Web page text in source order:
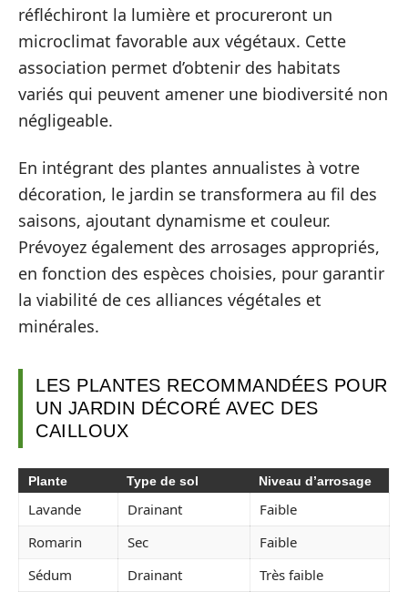
réfléchiront la lumière et procureront un
microclimat favorable aux végétaux. Cette
association permet d’obtenir des habitats
variés qui peuvent amener une biodiversité non
négligeable.
En intégrant des plantes annualistes à votre
décoration, le jardin se transformera au fil des
saisons, ajoutant dynamisme et couleur.
Prévoyez également des arrosages appropriés,
en fonction des espèces choisies, pour garantir
la viabilité de ces alliances végétales et
minérales.
LES PLANTES RECOMMANDÉES POUR
UN JARDIN DÉCORÉ AVEC DES
CAILLOUX
Plante Type de sol Niveau d’arrosage
Lavande Drainant
Faible
Romarin
Sec
Faible
Sédum
Drainant
Très faible